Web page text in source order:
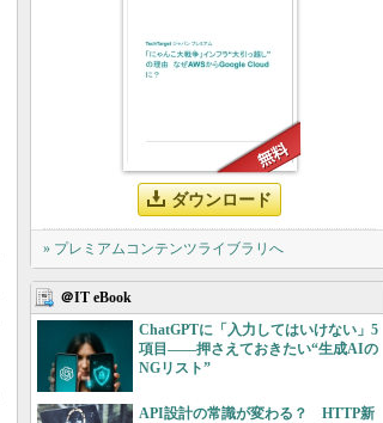
ダウンロード
» プレミアムコンテンツライブラリへ
＠IT eBook
ChatGPTに「入力してはいけない」5
項目――押さえておきたい“生成AIの
NGリスト”
API設計の常識が変わる？ HTTP新